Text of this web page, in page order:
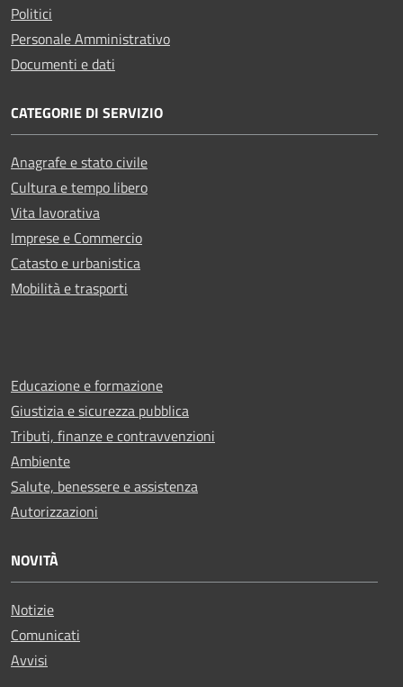
Politici
Personale Amministrativo
Documenti e dati
CATEGORIE DI SERVIZIO
Anagrafe e stato civile
Cultura e tempo libero
Vita lavorativa
Imprese e Commercio
Catasto e urbanistica
Mobilità e trasporti
Educazione e formazione
Giustizia e sicurezza pubblica
Tributi, finanze e contravvenzioni
Ambiente
Salute, benessere e assistenza
Autorizzazioni
NOVITÀ
Notizie
Comunicati
Avvisi